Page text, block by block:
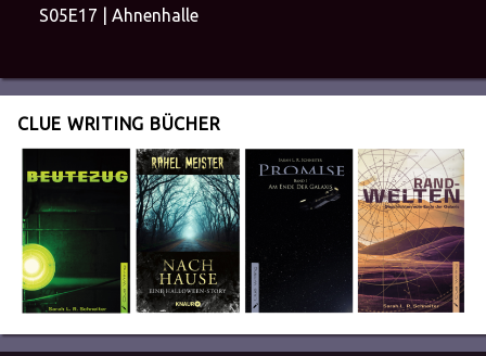
S05E17 | Ahnenhalle
CLUE WRITING BÜCHER